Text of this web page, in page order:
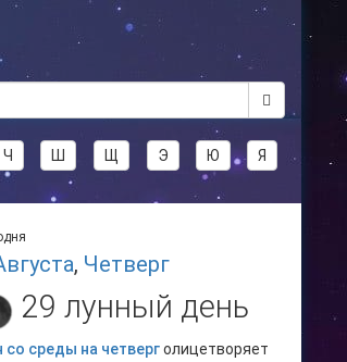
Ч Ш Щ Э Ю Я
, Четверг
29 лунный день
со среды на четверголицетворяет